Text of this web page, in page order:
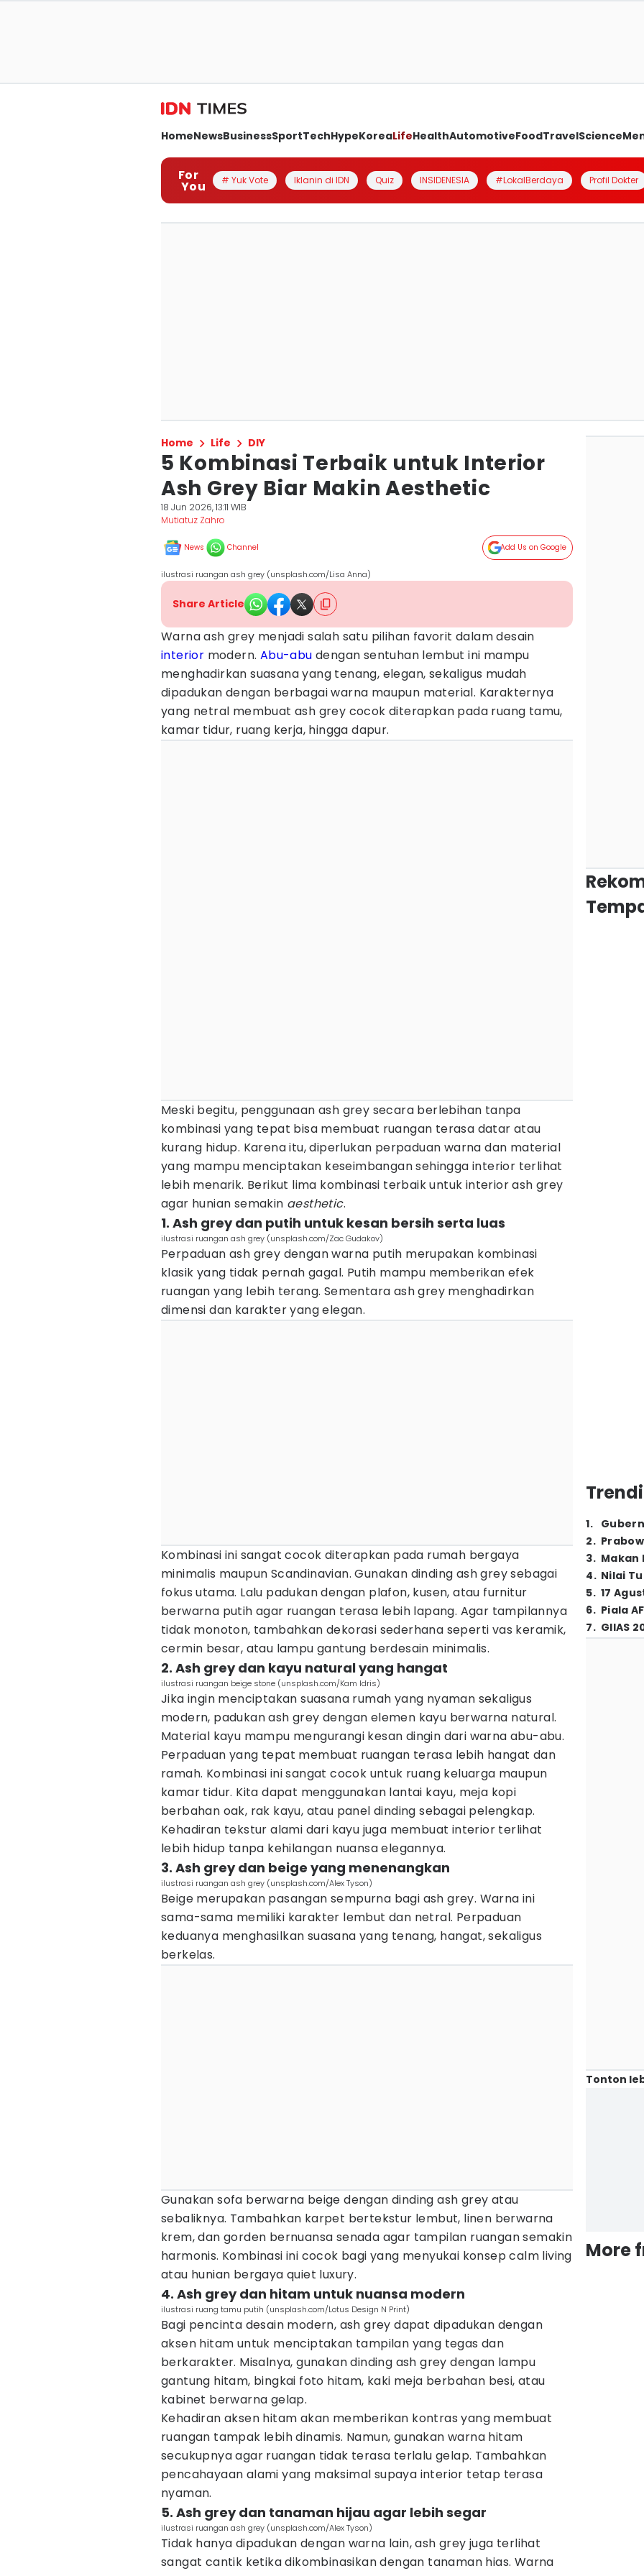
HomeNewsBusinessSportTechHypeKoreaLifeHealthAutomotiveFoodTravelScience
For
You # Yuk Vote Iklanin di IDN Quiz INSIDENESIA #LokalBerdaya Profil Dokter
Home Life DIY
5 Kombinasi Terbaik untuk Interior
Ash Grey Biar Makin Aesthetic
18 Jun 2026, 13:11 WIB
Mutiatuz Zahro
News Channel Add Us on Google
ilustrasi ruangan ash grey (unsplash.com/Lisa Anna)
Share Article
Warna ash grey menjadi salah satu pilihan favorit dalam desain
interior modern. Abu-abu dengan sentuhan lembut ini mampu
menghadirkan suasana yang tenang, elegan, sekaligus mudah
dipadukan dengan berbagai warna maupun material. Karakternya
yang netral membuat ash grey cocok diterapkan pada ruang tamu,
kamar tidur, ruang kerja, hingga dapur.
Meski begitu, penggunaan ash grey secara berlebihan tanpa
kombinasi yang tepat bisa membuat ruangan terasa datar atau
kurang hidup. Karena itu, diperlukan perpaduan warna dan material
yang mampu menciptakan keseimbangan sehingga interior terlihat
lebih menarik. Berikut lima kombinasi terbaik untuk interior ash grey
agar hunian semakin aesthetic.
1. Ash grey dan putih untuk kesan bersih serta luas
ilustrasi ruangan ash grey (unsplash.com/Zac Gudakov)
Perpaduan ash grey dengan warna putih merupakan kombinasi
klasik yang tidak pernah gagal. Putih mampu memberikan efek
ruangan yang lebih terang. Sementara ash grey menghadirkan
dimensi dan karakter yang elegan.
Kombinasi ini sangat cocok diterapkan pada rumah bergaya
minimalis maupun Scandinavian. Gunakan dinding ash grey sebagai
fokus utama. Lalu padukan dengan plafon, kusen, atau furnitur
berwarna putih agar ruangan terasa lebih lapang. Agar tampilannya
tidak monoton, tambahkan dekorasi sederhana seperti vas keramik,
cermin besar, atau lampu gantung berdesain minimalis.
2. Ash grey dan kayu natural yang hangat
ilustrasi ruangan beige stone (unsplash.com/Kam Idris)
Jika ingin menciptakan suasana rumah yang nyaman sekaligus
modern, padukan ash grey dengan elemen kayu berwarna natural.
Material kayu mampu mengurangi kesan dingin dari warna abu-abu.
Perpaduan yang tepat membuat ruangan terasa lebih hangat dan
ramah. Kombinasi ini sangat cocok untuk ruang keluarga maupun
kamar tidur. Kita dapat menggunakan lantai kayu, meja kopi
berbahan oak, rak kayu, atau panel dinding sebagai pelengkap.
Kehadiran tekstur alami dari kayu juga membuat interior terlihat
lebih hidup tanpa kehilangan nuansa elegannya.
3. Ash grey dan beige yang menenangkan
ilustrasi ruangan ash grey (unsplash.com/Alex Tyson)
Beige merupakan pasangan sempurna bagi ash grey. Warna ini
sama-sama memiliki karakter lembut dan netral. Perpaduan
keduanya menghasilkan suasana yang tenang, hangat, sekaligus
berkelas.
Gunakan sofa berwarna beige dengan dinding ash grey atau
sebaliknya. Tambahkan karpet bertekstur lembut, linen berwarna
krem, dan gorden bernuansa senada agar tampilan ruangan semakin
harmonis. Kombinasi ini cocok bagi yang menyukai konsep calm living
atau hunian bergaya quiet luxury.
4. Ash grey dan hitam untuk nuansa modern
ilustrasi ruang tamu putih (unsplash.com/Lotus Design N Print)
Bagi pencinta desain modern, ash grey dapat dipadukan dengan
aksen hitam untuk menciptakan tampilan yang tegas dan
berkarakter. Misalnya, gunakan dinding ash grey dengan lampu
gantung hitam, bingkai foto hitam, kaki meja berbahan besi, atau
kabinet berwarna gelap.
Kehadiran aksen hitam akan memberikan kontras yang membuat
ruangan tampak lebih dinamis. Namun, gunakan warna hitam
secukupnya agar ruangan tidak terasa terlalu gelap. Tambahkan
pencahayaan alami yang maksimal supaya interior tetap terasa
nyaman.
5. Ash grey dan tanaman hijau agar lebih segar
ilustrasi ruangan ash grey (unsplash.com/Alex Tyson)
Tidak hanya dipadukan dengan warna lain, ash grey juga terlihat
sangat cantik ketika dikombinasikan dengan tanaman hias. Warna
1.
2.
3. Makan
4. Nilai
5. 17
6. Piala
7. GIIAS
Tonton
More